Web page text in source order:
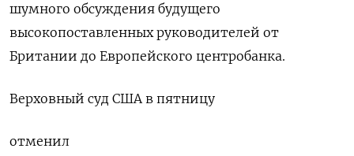
шумного обсуждения будущего
высокопоставленных руководителей от
Британии до Европейского центробанка.
Верховный суд США в пятницу
отменил